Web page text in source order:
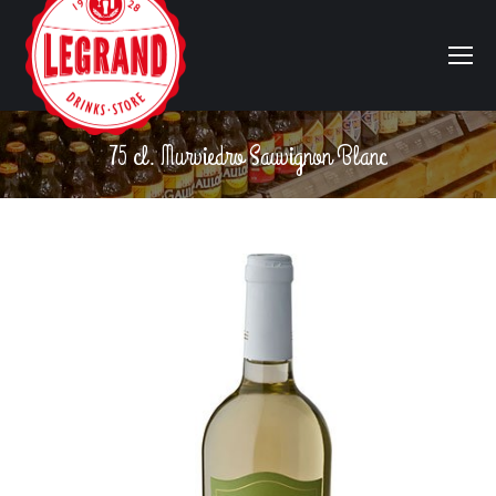
75 cl. Murviedro Sauvignon Blanc
Vous êtes ici :